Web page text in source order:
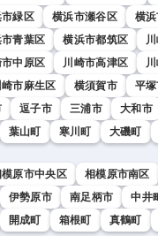
緑区 横浜市瀬谷区
横
青葉区 横浜市都筑区
市中原区 川崎市高津区
崎市麻生区 横須賀市 平
逗子市 三浦市 大和市
葉山町 寒川町 大磯町
模原市中央区 相模原市南区
伊勢原市 南足柄市 中井
開成町 箱根町 真鶴町